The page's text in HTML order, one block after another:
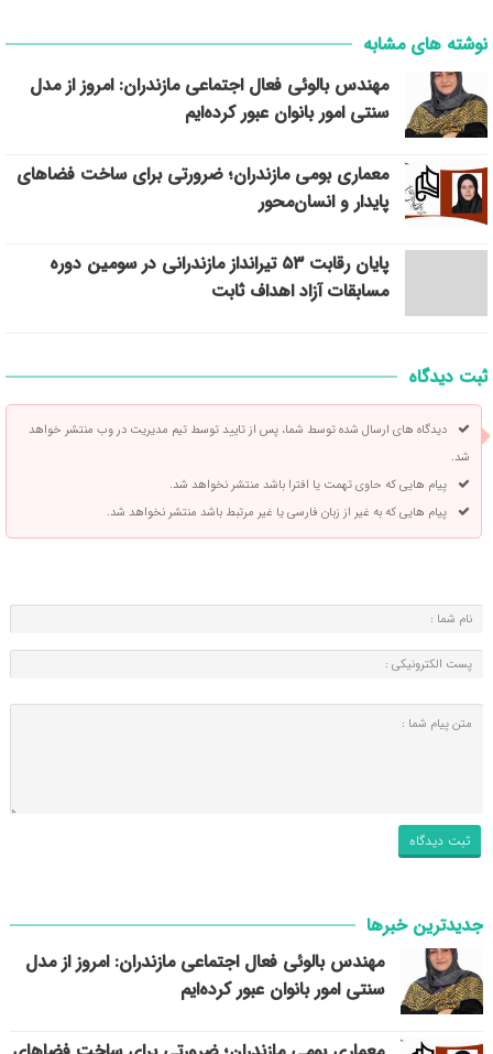
نوشته های مشابه
مهندس بالوئی فعال اجتماعی مازندران: امروز از مدل
سنتی امور بانوان عبور کرده‌ایم
معماری بومی مازندران؛ ضرورتی برای ساخت فضاهای
پایدار و انسان‌محور
پایان رقابت ۵۳ تیرانداز مازندرانی در سومین دوره
مسابقات آزاد اهداف ثابت
ثبت دیدگاه
دیدگاه های ارسال شده توسط شما، پس از تایید توسط تیم مدیریت در وب منتشر خواهد
شد.
پیام هایی که حاوی تهمت یا افترا باشد منتشر نخواهد شد.
پیام هایی که به غیر از زبان فارسی یا غیر مرتبط باشد منتشر نخواهد شد.
جدیدترین خبرها
مهندس بالوئی فعال اجتماعی مازندران: امروز از مدل
سنتی امور بانوان عبور کرده‌ایم